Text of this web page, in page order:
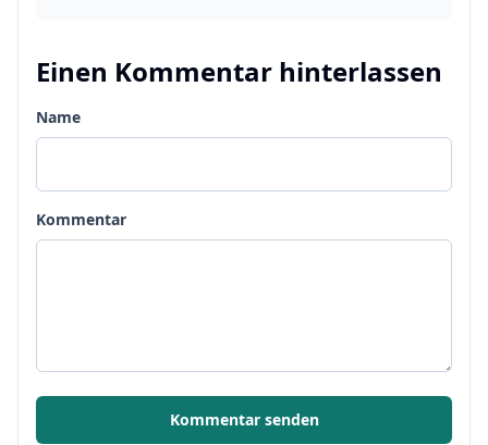
Einen Kommentar hinterlassen
Name
Kommentar
Kommentar senden